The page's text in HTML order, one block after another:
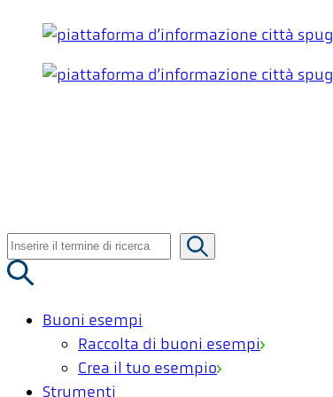
contenuto
Ricerca
per:
Buoni esempi
Raccolta di buoni esempi
Crea il tuo esempio
Strumenti